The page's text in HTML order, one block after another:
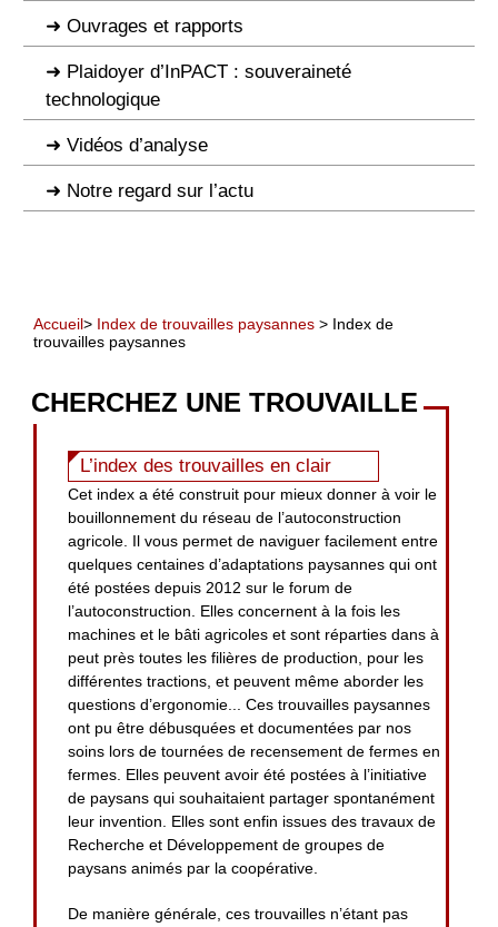
Ouvrages et rapports
Plaidoyer d’InPACT : souveraineté
technologique
Vidéos d’analyse
Notre regard sur l’actu
Accueil> Index de trouvailles paysannes > Index de
trouvailles paysannes
CHERCHEZ UNE TROUVAILLE
L’index des trouvailles en clair
Cet index a été construit pour mieux donner à voir le
bouillonnement du réseau de l’autoconstruction
agricole. Il vous permet de naviguer facilement entre
quelques centaines d’adaptations paysannes qui ont
été postées depuis 2012 sur le forum de
l’autoconstruction. Elles concernent à la fois les
machines et le bâti agricoles et sont réparties dans à
peut près toutes les filières de production, pour les
différentes tractions, et peuvent même aborder les
questions d’ergonomie... Ces trouvailles paysannes
ont pu être débusquées et documentées par nos
soins lors de tournées de recensement de fermes en
fermes. Elles peuvent avoir été postées à l’initiative
de paysans qui souhaitaient partager spontanément
leur invention. Elles sont enfin issues des travaux de
Recherche et Développement de groupes de
paysans animés par la coopérative.
De manière générale, ces trouvailles n’étant pas